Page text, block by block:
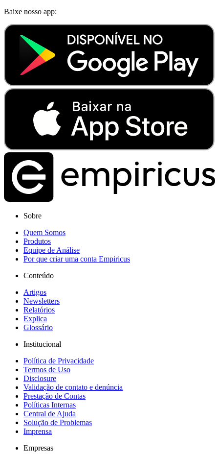
Baixe nosso app:
Sobre
Quem Somos
Produtos
Equipe de Análise
Por que criar uma conta Empiricus
Conteúdo
Artigos
Newsletters
Relatórios
Explica
Glossário
Institucional
Política de Privacidade
Termos de Uso
Disclosure
Validação de contato e denúncia
Prestação de Contas
Políticas Internas
Central de Ajuda
Solução de Problemas
Imprensa
Empresas